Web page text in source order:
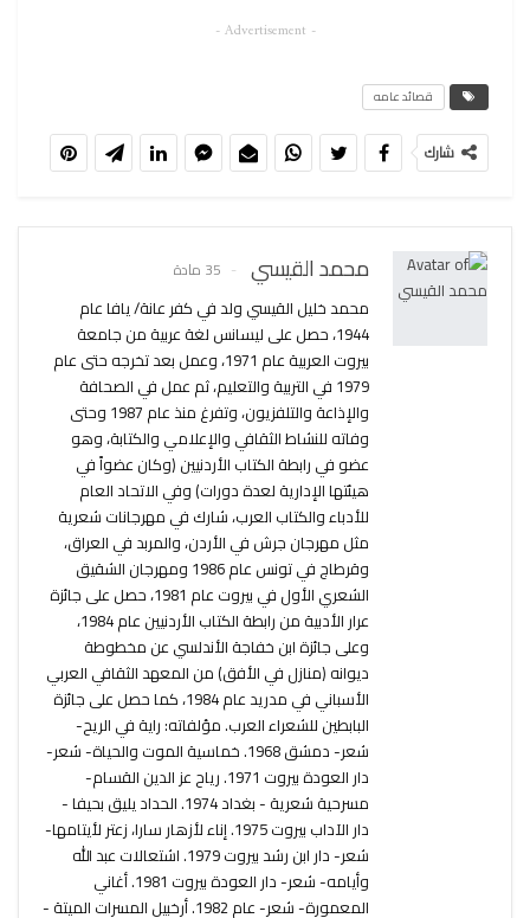
- Advertisement -
قصائد عامه
شارك
محمد القيسي 35 مادة
محمد خليل القيسي ولد في كفر عانة/ يافا عام
1944، حصل على ليسانس لغة عربية من جامعة
بيروت العربية عام 1971، وعمل بعد تخرجه حتى عام
1979 في التربية والتعليم، ثم عمل في الصحافة
والإذاعة والتلفزيون، وتفرغ منذ عام 1987 وحتى
وفاته للنشاط الثقافي والإعلامي والكتابة، وهو
عضو في رابطة الكتاب الأردنيين (وكان عضواً في
هيئتها الإدارية لعدة دورات) وفي الاتحاد العام
للأدباء والكتاب العرب، شارك في مهرجانات شعرية
مثل مهرجان جرش في الأردن، والمربد في العراق،
وقرطاج في تونس عام 1986 ومهرجان الشقيق
الشعري الأول في بيروت عام 1981، حصل على جائزة
عرار الأدبية من رابطة الكتاب الأردنيين عام 1984،
وعلى جائزة ابن خفاجة الأندلسي عن مخطوطة
ديوانه (منازل في الأفق) من المعهد الثقافي العربي
الأسباني في مدريد عام 1984، كما حصل على جائزة
البابطين للشعراء العرب. مؤلفاته: راية في الريح-
شعر- دمشق 1968. خماسية الموت والحياة- شعر-
دار العودة بيروت 1971. رياح عز الدين القسام-
مسرحية شعرية - بغداد 1974. الحداد يليق بحيفا -
دار الآداب بيروت 1975. إناء لأزهار سارا، زعتر لأيتامها-
شعر- دار ابن رشد بيروت 1979. اشتعالات عبد الله
وأيامه- شعر- دار العودة بيروت 1981. أغاني
المعمورة- شعر- عام 1982. أرخبيل المسرات الميتة -